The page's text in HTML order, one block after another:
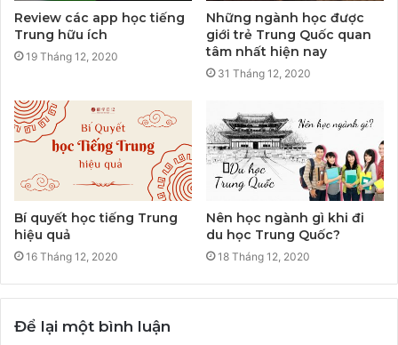
Review các app học tiếng
Trung hữu ích
19 Tháng 12, 2020
Những ngành học được
giới trẻ Trung Quốc quan
tâm nhất hiện nay
31 Tháng 12, 2020
Bí quyết học tiếng Trung
hiệu quả
16 Tháng 12, 2020
Nên học ngành gì khi đi
du học Trung Quốc?
18 Tháng 12, 2020
Để lại một bình luận